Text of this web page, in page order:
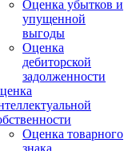
Оценка убытков и
упущенной
выгоды
Оценка
дебиторской
задолженности
Оценка товарного
знака